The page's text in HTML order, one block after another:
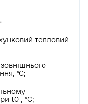
тепловий
°С;
t0 , °С;